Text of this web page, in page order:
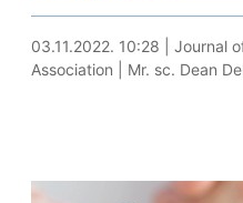
03.11.2022. 10:54
03.11.2022. 10:28
Journal
Association
Mr. sc. Dean